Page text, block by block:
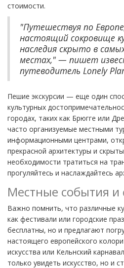
стоимости.
"Путешествуя по
настоящий сокровище
наследия скрыто в
местах," — пишет
путеводитель Lonely
Пешие экскурсии — еще один
культурных
городах, таких как Брюгге или
часто организуемые местными
информационными центрами,
прекрасной архитектуры и
необходимости тратиться на
прогуляйтесь и наслаждайтесь
Местные события и
Важно помнить, что различные
как фестивали или городские
бесплатны, но и предлагают
настоящего европейского
искусства или Кельнский
только увидеть искусство, но и